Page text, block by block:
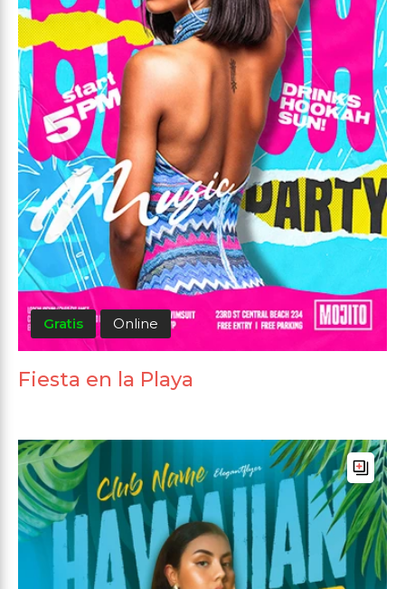
Gratis Online
Fiesta en la Playa